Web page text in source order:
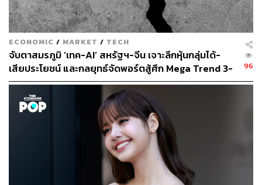
สัมพันธ์สวาท และการมีบุตรนอกสมรส แต่ท้ายที่สุดแล้ว
ทางการก็ได้สั่งยุติการสอบสวนไปในปี 2017 โดยให้เหตุผลว่า
มีหลักฐานไม่เพียงพอ
ยังไม่เป็นที่แน่ชัดว่าอะไรคือชนวนที่ทำให้เกิดการสอบสวน
ครั้งใหม่นี้ขึ้น แต่มีรายงานจากนิตยสาร Caixin ว่าทางการได้
สั่งห้าม ซือหย่งซิน เดินทางออกนอกประเทศหลังจากที่เขา
กลับมาจากการเดินทางในต่างแดนเมื่อช่วงต้นปี ก่อนที่เจ้า
หน้าที่จะเข้ามาควบคุมการบริหารจัดการภายในวัดเมื่อเดือน
พฤษภาคมที่ผ่านมา ซึ่งบ่งชี้ว่าการสอบสวนครั้งนี้มีความ
Cancan Chu/Getty Images
ECONOMIC / MARKET / TECH
จับตาสมรภูมิ ‘เทค-AI’ สหรัฐฯ-จีน เจาะลึกหุ้นกลุ่มได้-
เสียประโยชน์ และกลยุทธ์จัดพอร์ตสู้ศึก Mega Trend 3-
5 ปีข้างหน้า
96